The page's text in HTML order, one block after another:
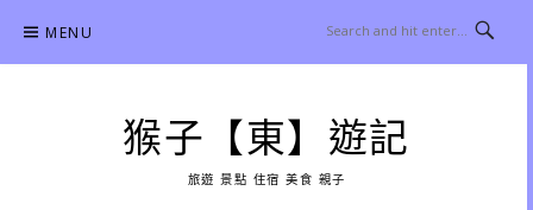
content
MENU
猴子【東】遊記
旅遊 景點 住宿 美食 親子